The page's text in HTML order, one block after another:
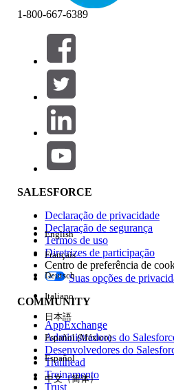
Filtros (0)
SELECIONAR FILTROS
Área de produtos
Impacto do recurso
Edição
Experiência
1-800-667-6389
SALESFORCE
Declaração de privacidade
Declaração de segurança
Termos de uso
Diretrizes de participação
Centro de preferência de
Suas opções de
COMMUNITY
AppExchange
Administradores do
Desenvolvedores do
Trailhead
Treinamento
Trust
English
Français
Deutsch
Italiano
日本語
Español (México)
Español
中文（简体）